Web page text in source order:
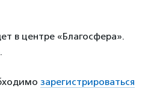
в центре «Благосфера».
зарегистрироваться